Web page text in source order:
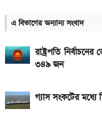
নবম পে-স্কেলের ফাইল যেদিন
আজকের স্বর্ণের
এসএসসি ও সমমানের ফল
একটু পর শুরু, Milan Vs
একটু পর শুরু, চেলসি ও
এ বিভাগের অন্যান্য সংবাদ
রাষ্ট্রপতি
৩৪৯ জন
গ্যাস সংকটের মধ্যে